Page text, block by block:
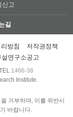
신고
길
방침
저작권정책
설연구소공고
1466-38
Institute.
거부하며, 이를 위반시
바랍니다.